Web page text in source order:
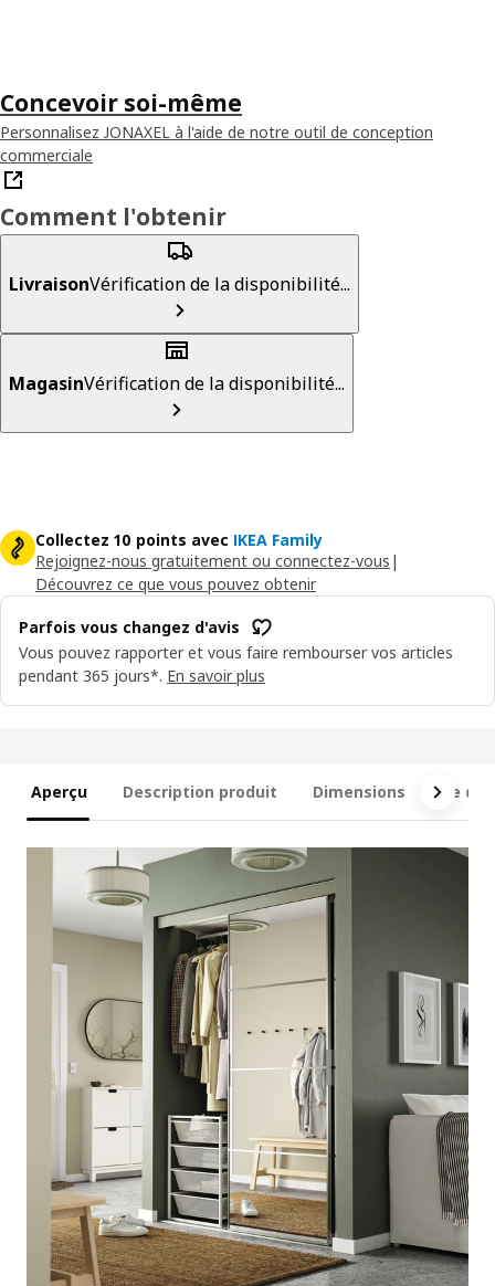
Concevoir soi-même
Personnalisez JONAXEL à l'aide de notre outil de conception
commerciale
Comment l'obtenir
LivraisonVérification de la disponibilité...
MagasinVérification de la disponibilité...
Collectez 10 points avec IKEA Family
Rejoignez-nous gratuitement ou connectez-vous |
Découvrez ce que vous pouvez obtenir
Parfois vous changez d'avis
Vous pouvez rapporter et vous faire rembourser vos articles
pendant 365 jours*. En savoir plus
Aperçu Description produit Dimensions Ce